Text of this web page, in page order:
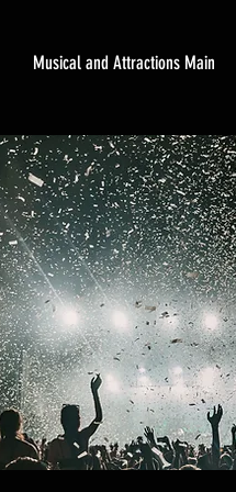
Musical and Attractions Main